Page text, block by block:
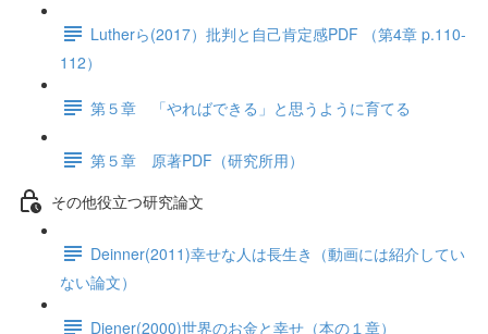
Lutherら(2017）批判と自己肯定感PDF （第4章 p.110-
112）
第５章 「やればできる」と思うように育てる
第５章 原著PDF（研究所用）
その他役立つ研究論文
Deinner(2011)幸せな人は長生き（動画には紹介してい
ない論文）
Diener(2000)世界のお金と幸せ（本の１章）